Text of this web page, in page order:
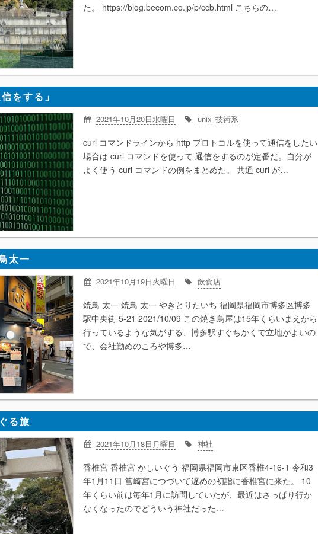
た。 https://blog.becom.co.jp/p/ccb.html こちらの…
をする」
2021年10月20日水曜日 unix 技術系
curl コマンドラインから http プロトコルを使って通信をしたい
場合は curl コマンドを使って 通信をするのが定番だ。自分が
よく使う curl コマンドの例をまとめた。 共通 curl が…
太一
2021年10月19日火曜日 飲食店
焼鳥 太一 焼鳥 太一 やきとりたいち 福岡県福岡市博多区博多
駅中央街 5-21 2021/10/09 この焼き鳥屋は15年くらいまえから
行っているような気がする、博多駅すぐちかくで立地がよいの
で、会社勤めのころや博多…
る旅
2021年10月18日月曜日 神社
香椎宮 香椎宮 かしいぐう 福岡県福岡市東区香椎4-16-1 令和3
年1月11日 筥崎宮につづいて遅めの初詣に香椎宮に来た。 10
年くらい前は毎年1月に訪問していたが、最近はさっぱり行か
なくなったのでどういう神社だった…